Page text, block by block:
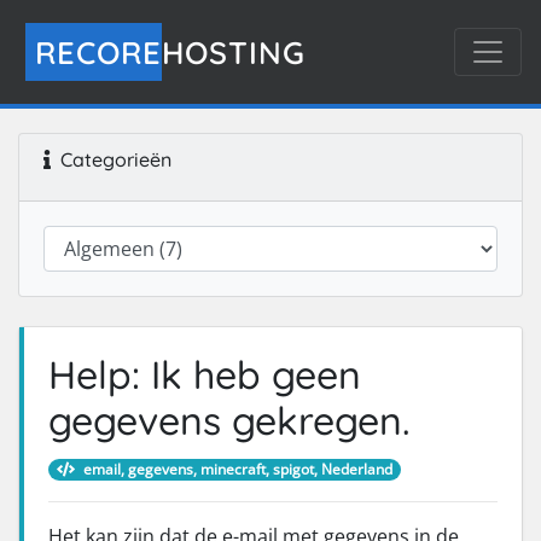
RECOREHOSTING
Categorieën
Help: Ik heb geen
gegevens gekregen.
email, gegevens, minecraft, spigot, Nederland